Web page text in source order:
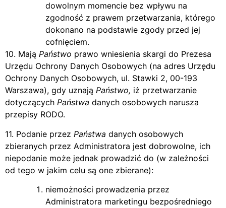
dowolnym momencie bez wpływu na
zgodność z prawem przetwarzania, którego
dokonano na podstawie zgody przed jej
cofnięciem.
10. Mają Państwo prawo wniesienia skargi do Prezesa
Urzędu Ochrony Danych Osobowych (na adres Urzędu
Ochrony Danych Osobowych, ul. Stawki 2, 00-193
Warszawa), gdy uznają Państwo, iż przetwarzanie
dotyczących Państwa danych osobowych narusza
przepisy RODO.
11. Podanie przez Państwa danych osobowych
zbieranych przez Administratora jest dobrowolne, ich
niepodanie może jednak prowadzić do (w zależności
od tego w jakim celu są one zbierane):
niemożności prowadzenia przez
Administratora marketingu bezpośredniego